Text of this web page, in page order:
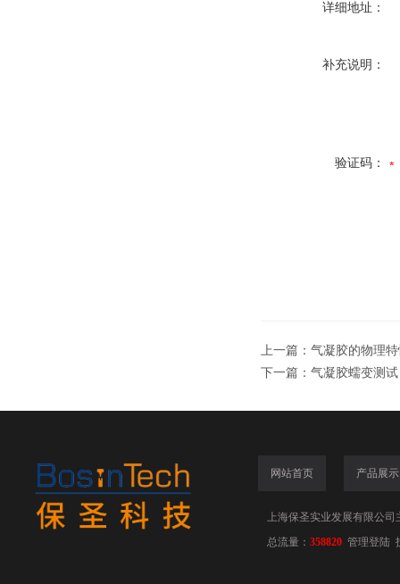
详细地址：
补充说明：
验证码：
上一篇： 气凝胶的物理
下一篇： 气凝胶蠕变测试
网站首页 产品展示
上海保圣实业发展有限公司
总流量： 358820 管理登陆